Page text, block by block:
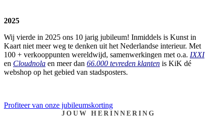
2025
Wij vierde in 2025 ons 10 jarig jubileum! Inmiddels is Kunst in
Kaart niet meer weg te denken uit het Nederlandse interieur. Met
100 + verkooppunten wereldwijd, samenwerkingen met o.a. IXXI
en Cloudnola en meer dan 66.000 tevreden klanten is KiK dé
webshop op het gebied van stadsposters.
Profiteer van onze jubileumskorting
JOUW HERINNERING